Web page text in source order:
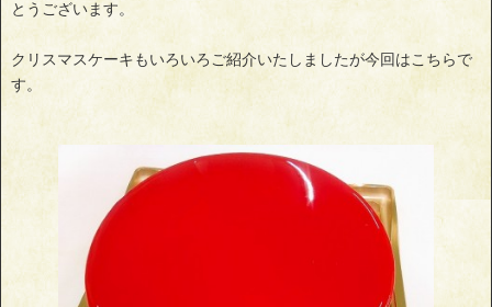
とうございます。
クリスマスケーキもいろいろご紹介いたしましたが今回はこちらで
す。